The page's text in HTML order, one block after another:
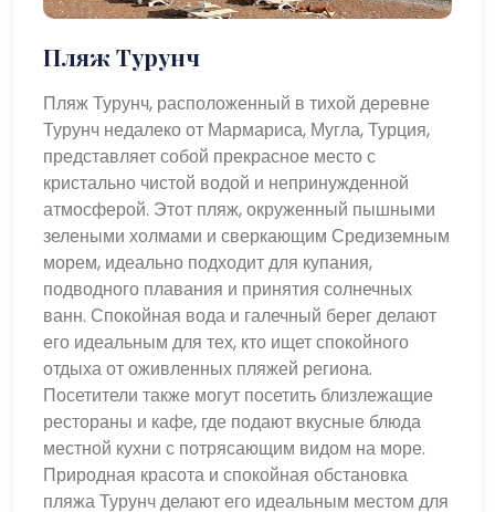
Пляж Турунч
Пляж Турунч, расположенный в тихой деревне
Турунч недалеко от Мармариса, Мугла, Турция,
представляет собой прекрасное место с
кристально чистой водой и непринужденной
атмосферой. Этот пляж, окруженный пышными
зелеными холмами и сверкающим Средиземным
морем, идеально подходит для купания,
подводного плавания и принятия солнечных
ванн. Спокойная вода и галечный берег делают
его идеальным для тех, кто ищет спокойного
отдыха от оживленных пляжей региона.
Посетители также могут посетить близлежащие
рестораны и кафе, где подают вкусные блюда
местной кухни с потрясающим видом на море.
Природная красота и спокойная обстановка
пляжа Турунч делают его идеальным местом для